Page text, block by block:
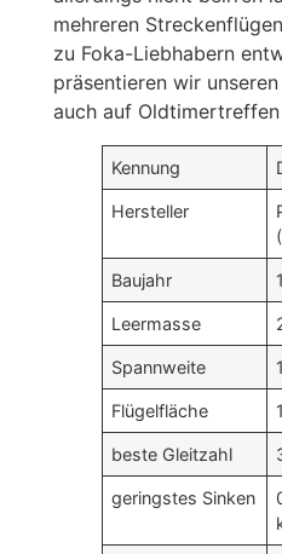
mehreren
zu Foka-Liebhabern
präsentieren wir
auch auf
Kennung
Hersteller
Baujahr
Leermasse
Spannweite
Flügelfläche
beste Gleitzahl
geringstes Sinken